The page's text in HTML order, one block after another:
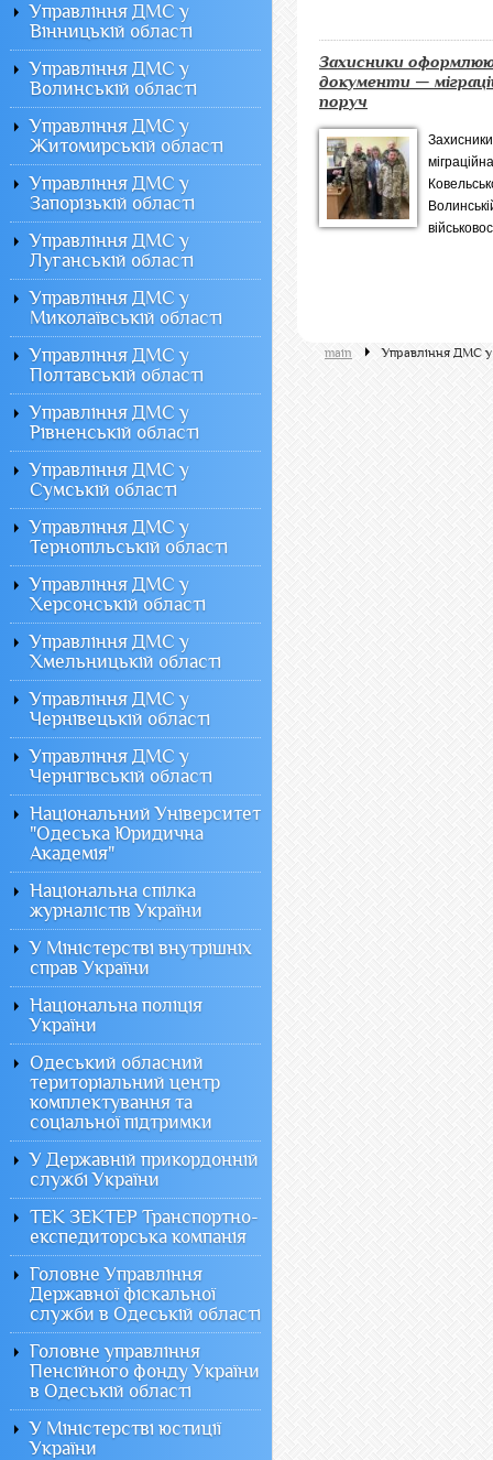
Захисники
документи —
поруч
main Управління ДМС у
Управління ДМС у
Вінницькій області
Управління ДМС у
Волинській області
Управління ДМС у
Житомирській області
Управління ДМС у
Запорізькій області
Управління ДМС у
Луганській області
Управління ДМС у
Миколаївській області
Управління ДМС у
Полтавській області
Управління ДМС у
Рівненській області
Управління ДМС у
Сумській області
Управління ДМС у
Тернопільській області
Управління ДМС у
Херсонській області
Управління ДМС у
Хмельницькій області
Управління ДМС у
Чернівецькій області
Управління ДМС у
Чернігівській області
Національний Університет
"Одеська Юридична
Академія"
Національна спілка
журналістів України
У Міністерстві внутрішніх
справ України
Національна поліція
України
Одеський обласний
територіальний центр
комплектування та
соціальної підтримки
У Державній прикордонній
службі України
ТЕК ЗЕКТЕР Транспортно-
експедиторська компанія
Головне Управління
Державної фіскальної
служби в Одеській області
Головне управління
Пенсійного фонду України
в Одеській області
У Міністерстві юстиції
України